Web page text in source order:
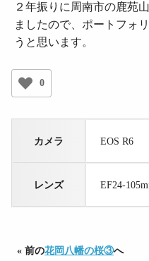
２年振りに周南市の鹿苑
ましたので、ポートフォ
うと思います。
0
カメラ EOS R6
レンズ EF24-
« 前の花岡八幡の桜③へ